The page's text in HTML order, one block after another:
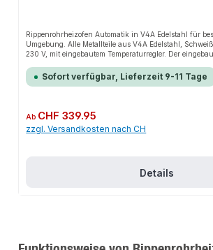
Rippenrohrheizofen Automatik in V4A Edelstahl für
Umgebung. Alle Metallteile aus V4A Edelstahl,
230 V, mit eingebautem Temperaturregler. Der
stufenlos regelbar zwischen +5 und +30°C erfolgen.
kann somit gezielt gesteuert werden. Die eingebaute
glasfaserverstärktem Polyamid, inkl. Schnell-Montage-
steckerfertiger Geräte ist vom jeweiligen Netzbetreiber
Sofort verfügbar, Lieferzeit 9-11 Tage
Regulärer Preis:
Ab CHF 339.95
zzgl. Versandkosten nach CH
Details